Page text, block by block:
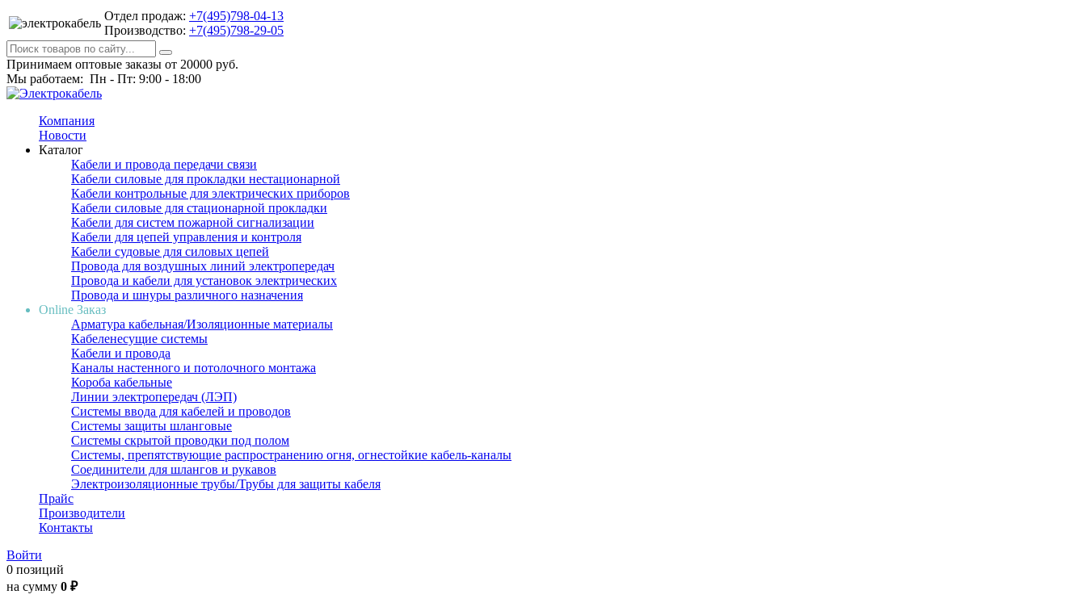
Отдел продаж: +7(495)798-04-13
Производство: +7(495)798-29-05
Принимаем оптовые заказы от 20000 руб.
Мы работаем: Пн - Пт: 9:00 - 18:00
Компания
Новости
Каталог
Кабели и провода передачи связи
Кабели силовые для прокладки нестационарной
Кабели контрольные для электрических приборов
Кабели силовые для стационарной прокладки
Кабели для систем пожарной сигнализации
Кабели для цепей управления и контроля
Кабели судовые для силовых цепей
Провода для воздушных линий электропередач
Провода и кабели для установок электрических
Провода и шнуры различного назначения
Online Заказ
Арматура кабельная/Изоляционные материалы
Кабеленесущие системы
Кабели и провода
Каналы настенного и потолочного монтажа
Короба кабельные
Линии электропередач (ЛЭП)
Системы ввода для кабелей и проводов
Системы защиты шланговые
Системы скрытой проводки под полом
Системы, препятствующие распространению огня, огнестойкие кабель-каналы
Соединители для шлангов и рукавов
Электроизоляционные трубы/Трубы для защиты кабеля
Прайс
Производители
Контакты
Войти
0 позиций
на сумму 0 ₽